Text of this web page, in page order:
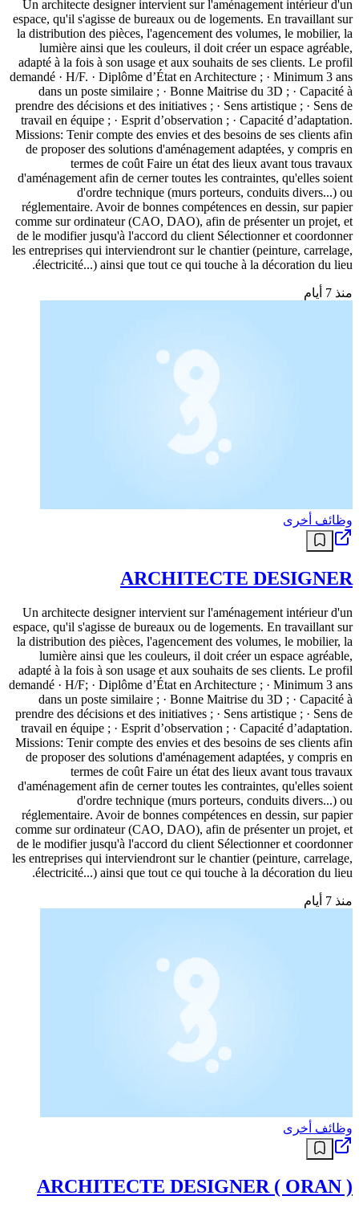
Un architecte designer intervient sur l'aménagement intérieur d'un
espace, qu'il s'agisse de bureaux ou de logements. En travaillant sur
la distribution des pièces, l'agencement des volumes, le mobilier, la
lumière ainsi que les couleurs, il doit créer un espace agréable,
adapté à la fois à son usage et aux souhaits de ses clients. Le profil
demandé · H/F. · Diplôme d’État en Architecture ; · Minimum 3 ans
dans un poste similaire ; · Bonne Maitrise du 3D ; · Capacité à
prendre des décisions et des initiatives ; · Sens artistique ; · Sens de
travail en équipe ; · Esprit d’observation ; · Capacité d’adaptation.
Missions: Tenir compte des envies et des besoins de ses clients afin
de proposer des solutions d'aménagement adaptées, y compris en
termes de coût Faire un état des lieux avant tous travaux
d'aménagement afin de cerner toutes les contraintes, qu'elles soient
d'ordre technique (murs porteurs, conduits divers...) ou
réglementaire. Avoir de bonnes compétences en dessin, sur papier
comme sur ordinateur (CAO, DAO), afin de présenter un projet, et
de le modifier jusqu'à l'accord du client Sélectionner et coordonner
les entreprises qui interviendront sur le chantier (peinture, carrelage,
électricité...) ainsi que tout ce qui touche à la décoration du lieu.
منذ 7 أيام
وظائف أخرى
ARCHITECTE DESIGNER
Un architecte designer intervient sur l'aménagement intérieur d'un
espace, qu'il s'agisse de bureaux ou de logements. En travaillant sur
la distribution des pièces, l'agencement des volumes, le mobilier, la
lumière ainsi que les couleurs, il doit créer un espace agréable,
adapté à la fois à son usage et aux souhaits de ses clients. Le profil
demandé · H/F; · Diplôme d’État en Architecture ; · Minimum 3 ans
dans un poste similaire ; · Bonne Maitrise du 3D ; · Capacité à
prendre des décisions et des initiatives ; · Sens artistique ; · Sens de
travail en équipe ; · Esprit d’observation ; · Capacité d’adaptation.
Missions: Tenir compte des envies et des besoins de ses clients afin
de proposer des solutions d'aménagement adaptées, y compris en
termes de coût Faire un état des lieux avant tous travaux
d'aménagement afin de cerner toutes les contraintes, qu'elles soient
d'ordre technique (murs porteurs, conduits divers...) ou
réglementaire. Avoir de bonnes compétences en dessin, sur papier
comme sur ordinateur (CAO, DAO), afin de présenter un projet, et
de le modifier jusqu'à l'accord du client Sélectionner et coordonner
les entreprises qui interviendront sur le chantier (peinture, carrelage,
électricité...) ainsi que tout ce qui touche à la décoration du lieu.
منذ 7 أيام
وظائف أخرى
ARCHITECTE DESIGNER ( ORAN )